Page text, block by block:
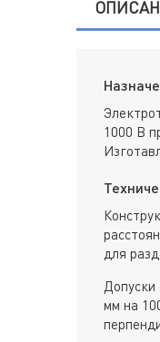
1000 В
для
мм на